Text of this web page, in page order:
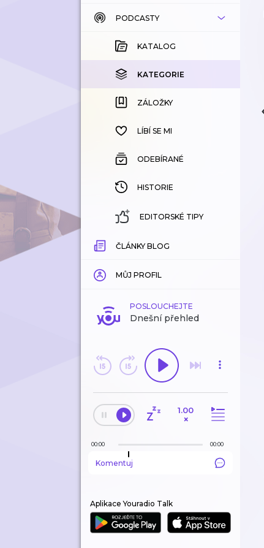
KATALOG
KOUPENÉ
KATEGORIE
ZÁLOŽKY
HISTORIE
PODCASTY
KATALOG
KATEGORIE
ZÁLOŽKY
LÍBÍ SE MI
ODEBÍRANÉ
HISTORIE
EDITORSKÉ TIPY
ČLÁNKY BLOG
MŮJ PROFIL
POSLOUCHEJTE
Dnešní přehled
1.00
×
00:00 00:00
Komentuj
Aplikace Youradio Talk